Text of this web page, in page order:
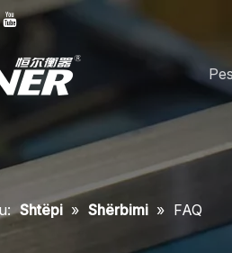
Shtëpi » Shërbimi » FAQ